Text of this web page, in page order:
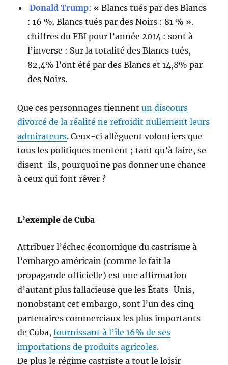
Donald Trump: « Blancs tués par des Blancs
: 16 %. Blancs tués par des Noirs : 81 % ».
chiffres du FBI pour l’année 2014 : sont à
l’inverse : Sur la totalité des Blancs tués,
82,4% l’ont été par des Blancs et 14,8% par
des Noirs.
Que ces personnages tiennentun discours
divorcé de la réalité ne refroidit nullement leurs
admirateurs. Ceux-ci allèguent volontiers que
tous les politiques mentent ; tant qu’à faire, se
disent-ils, pourquoi ne pas donner une chance
à ceux qui font rêver ?
L’exemple de Cuba
Attribuer l’échec économique du castrisme à
l’embargo américain (comme le fait la
propagande officielle) est une affirmation
d’autant plus fallacieuse que les États-Unis,
nonobstant cet embargo, sont l’un des cinq
partenaires commerciaux les plus importants
de Cuba,fournissant à l’île 16% de ses
importations de produits agricoles.
De plus le régime castriste a tout le loisir